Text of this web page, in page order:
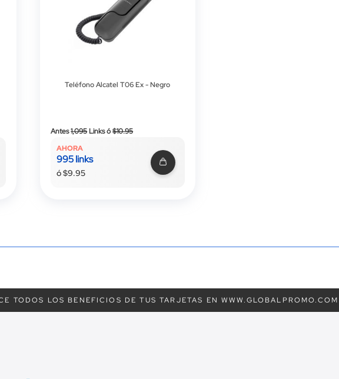
Teléfono Alcatel T06 Ex - Negro
Precio
Antes1,095Linksó$10.95
AHORA
995 links
ó $9.95
TODOS LOS BENEFICIOS DE TUS TARJETAS EN